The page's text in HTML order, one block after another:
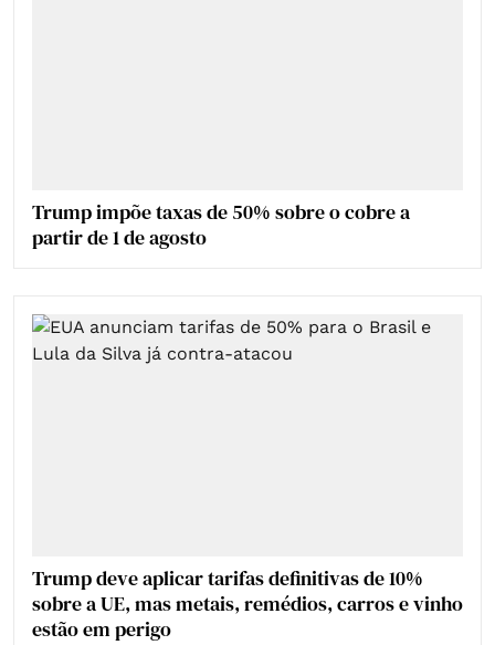
Trump impõe taxas de 50% sobre o cobre a
partir de 1 de agosto
Trump deve aplicar tarifas definitivas de 10%
sobre a UE, mas metais, remédios, carros e vinho
estão em perigo